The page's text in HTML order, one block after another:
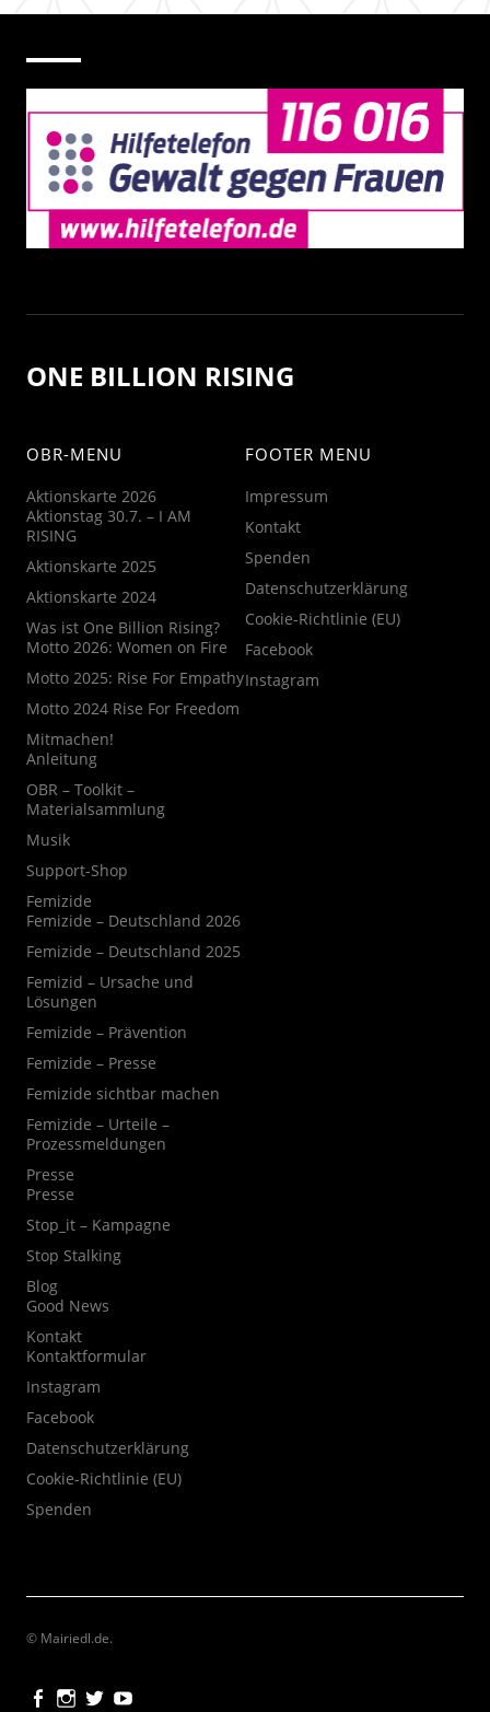
ONE BILLION RISING
OBR-MENU
Aktionskarte 2026
Aktionstag 30.7. – I AM
RISING
Aktionskarte 2025
Aktionskarte 2024
Was ist One Billion Rising?
Motto 2026: Women on Fire
Motto 2025: Rise For Empathy
Motto 2024 Rise For Freedom
Mitmachen!
Anleitung
OBR – Toolkit –
Materialsammlung
Musik
Support-Shop
Femizide
Femizide – Deutschland 2026
Femizide – Deutschland 2025
Femizid – Ursache und
Lösungen
Femizide – Prävention
Femizide – Presse
Femizide sichtbar machen
Femizide – Urteile –
Prozessmeldungen
Presse
Presse
Stop_it – Kampagne
Stop Stalking
Blog
Good News
Kontakt
Kontaktformular
Instagram
Facebook
Datenschutzerklärung
Cookie-Richtlinie (EU)
Spenden
FOOTER MENU
Impressum
Kontakt
Spenden
Datenschutzerklärung
Cookie-Richtlinie (EU)
Facebook
Instagram
© Mairiedl.de